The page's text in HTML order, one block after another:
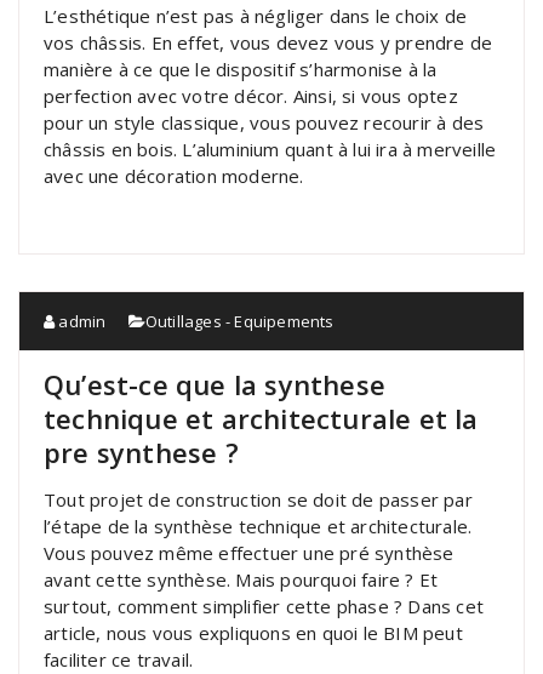
L’esthétique n’est pas à négliger dans le choix de
vos châssis. En effet, vous devez vous y prendre de
manière à ce que le dispositif s’harmonise à la
perfection avec votre décor. Ainsi, si vous optez
pour un style classique, vous pouvez recourir à des
châssis en bois. L’aluminium quant à lui ira à merveille
avec une décoration moderne.
admin Outillages - Equipements
Qu’est-ce que la synthese
technique et architecturale et la
pre synthese ?
Tout projet de construction se doit de passer par
l’étape de la synthèse technique et architecturale.
Vous pouvez même effectuer une pré synthèse
avant cette synthèse. Mais pourquoi faire ? Et
surtout, comment simplifier cette phase ? Dans cet
article, nous vous expliquons en quoi le BIM peut
faciliter ce travail.